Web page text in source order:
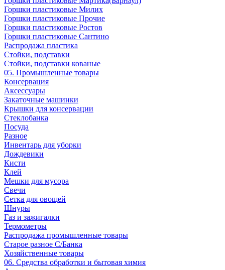
Горшки пластиковые Милих
Горшки пластиковые Прочие
Горшки пластиковые Ростов
Горшки пластиковые Сантино
Распродажа пластика
Стойки, подставки
Стойки, подставки кованые
05. Промышленные товары
Консервация
Аксессуары
Закаточные машинки
Крышки для консервации
Стеклобанка
Посуда
Разное
Инвентарь для уборки
Дождевики
Кисти
Клей
Мешки для мусора
Свечи
Сетка для овощей
Шнуры
Газ и зажигалки
Термометры
Распродажа промышленные товары
Старое разное С/Банка
Хозяйственные товары
06. Средства обработки и бытовая химия